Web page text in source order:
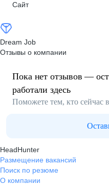
Сайт
Dream Job
Отзывы о компании
Пока нет отзывов —
работали здесь
Поможете тем, кто сейчас
HeadHunter
Размещение вакансий
Поиск по резюме
О компании